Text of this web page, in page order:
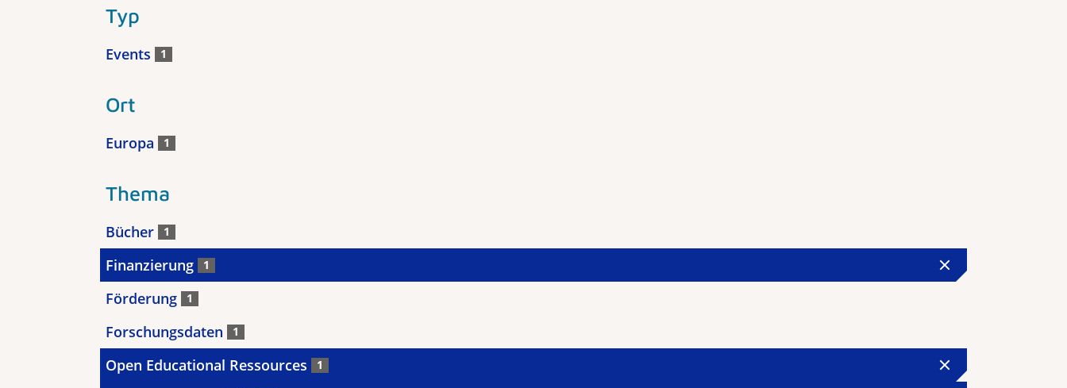
Typ
Events 1
Ort
Europa 1
Thema
Bücher 1
Finanzierung 1
Förderung 1
Forschungsdaten 1
Open Educational Ressources 1